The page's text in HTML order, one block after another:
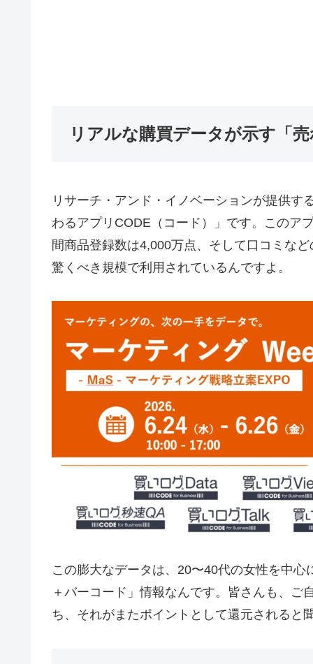
リアルな購買データが示す「
リサーチ・アンド・イノベーションが提供
わるアプリCODE（コード）」です。このア
間商品登録数は4,000万点、そして口コミな
驚くべき規模で利用されているんですよ。
この膨大なデータは、20〜40代の女性を中
＋バーコード」情報なんです。皆さんも、
ち、それがまたポイントとして還元されると